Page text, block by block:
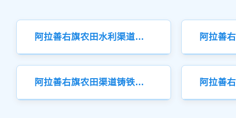
阿拉善右旗农田水利渠道闸门
阿拉善右旗农田渠道铸铁闸门